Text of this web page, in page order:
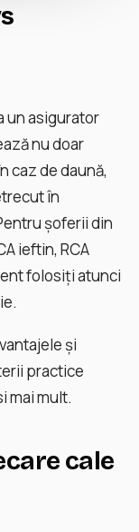
un asigurator
nu doar
caz de daună,
în
șoferii din
ieftin, RCA
folosiți atunci
și
practice
mai mult.
cale